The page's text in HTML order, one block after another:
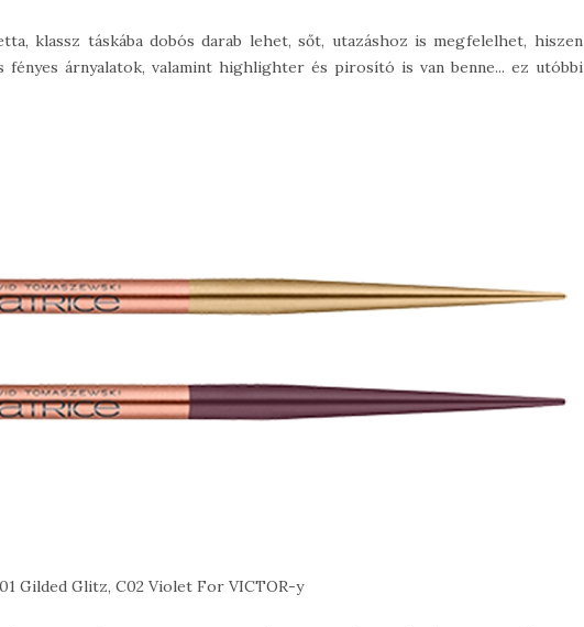
klassz táskába dobós darab lehet, sőt, utazáshoz is megfelelhet, hiszen
fényes árnyalatok, valamint highlighter és pirosító is van benne... ez utóbbi
Gilded Glitz, C02 Violet For VICTOR-y